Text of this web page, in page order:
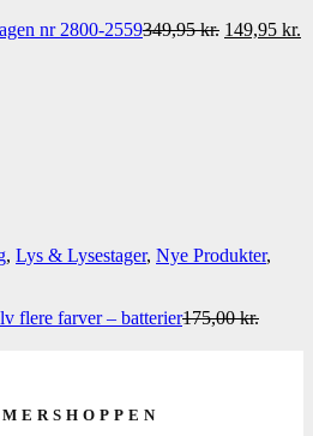
nr 2800-2559349,95kr. Den
149,95 kr.
, Lys & Lysestager, Nye Produkter,
flere farver – batterier175,00kr.